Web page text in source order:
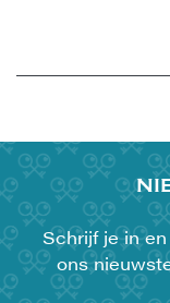
Schrijf je in
ons